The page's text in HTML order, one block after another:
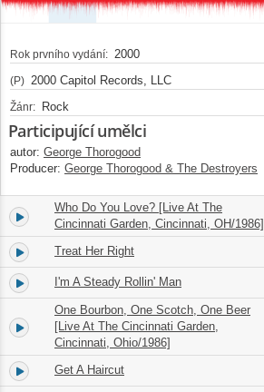
Rok prvního vydání: 2000
(P) 2000 Capitol Records, LLC
Žánr: Rock
Participující umělci
autor: George Thorogood
Producer: George Thorogood & The Destroyers
6.
Who Do You Love? [Live At The
Cincinnati Garden, Cincinnati, OH/1986]
7. Treat Her Right
8. I'm A Steady Rollin' Man
9.
One Bourbon, One Scotch, One Beer
[Live At The Cincinnati Garden,
Cincinnati, Ohio/1986]
10. Get A Haircut